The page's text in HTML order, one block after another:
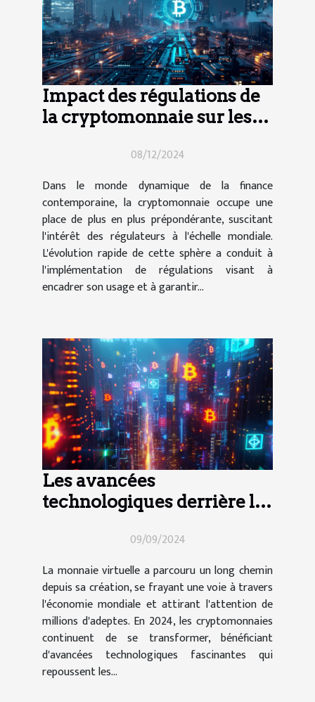
Impact des régulations de
la cryptomonnaie sur les
08/12/2024
Dans le monde dynamique de la finance
contemporaine, la cryptomonnaie occupe une
place de plus en plus prépondérante, suscitant
l'intérêt des régulateurs à l'échelle mondiale.
L'évolution rapide de cette sphère a conduit à
l'implémentation de régulations visant à
encadrer son usage et à garantir...
Les avancées
technologiques derrière les
09/09/2024
La monnaie virtuelle a parcouru un long chemin
depuis sa création, se frayant une voie à travers
l'économie mondiale et attirant l'attention de
millions d'adeptes. En 2024, les cryptomonnaies
continuent de se transformer, bénéficiant
d'avancées technologiques fascinantes qui
repoussent les...